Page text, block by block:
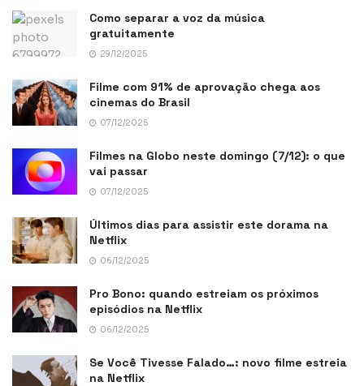
Como separar a voz da música
gratuitamente
29/12/2025
Filme com 91% de aprovação chega aos
cinemas do Brasil
07/12/2025
Filmes na Globo neste domingo (7/12): o que
vai passar
07/12/2025
Últimos dias para assistir este dorama na
Netflix
06/12/2025
Pro Bono: quando estreiam os próximos
episódios na Netflix
06/12/2025
Se Você Tivesse Falado…: novo filme estreia
na Netflix